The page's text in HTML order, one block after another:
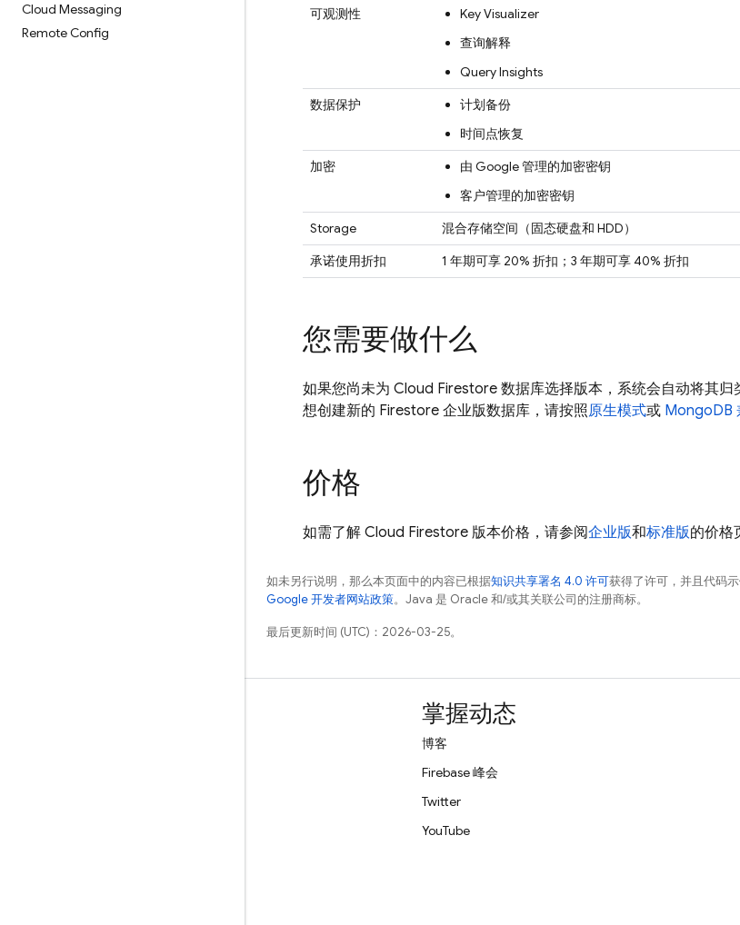
Cloud Messaging
Remote Config
可观测性
Key Visualizer
查询解释
Query Insights
数据保护
计划备份
时间点恢复
加密
由 Google 管理的加密密钥
客户管理的加密密钥
Storage
混合存储空间（固态硬盘和 HDD）
承诺使用折扣
1 年期可享 20% 折扣；3 年期可享 40% 折扣
您需要做什么
如果您尚未为 Cloud Firestore 数据库选择版本，系统会自动将其
想创建新的 Firestore 企业版数据库，请按照原生模式或 MongoDB
价格
如需了解 Cloud Firestore 版本价格，请参阅企业版和标准版的价格
如未另行说明，那么本页面中的内容已根据知识共享署名 4.0 许可获得了许可，并且代码
Google 开发者网站政策。Java 是 Oracle 和/或其关联公司的注册商标。
最后更新时间 (UTC)：2026-03-25。
掌握动态
博客
Firebase 峰会
Twitter
YouTube